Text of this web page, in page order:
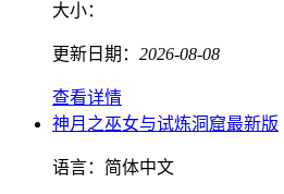
大小：
更新日期： 2026-08-08
查看详情
神月之巫女与试炼洞窟最新版
语言： 简体中文